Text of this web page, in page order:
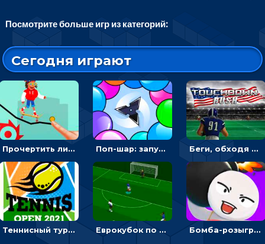
Посмотрите больше игр из категорий:
Сегодня играют
Прочертить линию, чтобы проехать на скейте, через преграды к финишу - для мальчиков Поп-шар: запускать колючку, чтобы лопать воздушные шарики Беги, обходя соперников и собирай бонусы - американский футбол
Теннисный турнир: подавать или отбивать шарик ракеткой Еврокубок по футболу 2021 в 3D: пасуй мяч и бей по воротам соперника Бомба-розыгрыш: передавай и беги – 3D гиперказуалка